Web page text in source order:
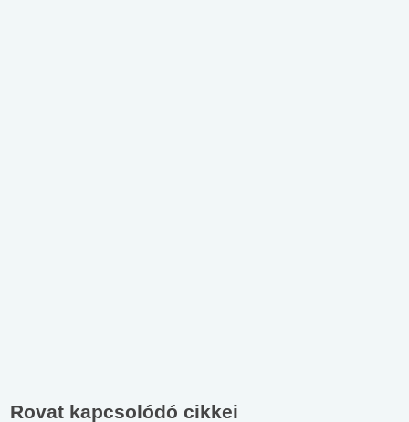
Rovat kapcsolódó cikkei